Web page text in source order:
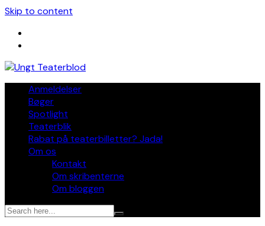
Skip to content
Anmeldelser
Bøger
Spotlight
Teaterblik
Rabat på teaterbilletter? Jada!
Om os
Kontakt
Om skribenterne
Om bloggen